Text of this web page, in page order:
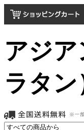
アジ
ラタ